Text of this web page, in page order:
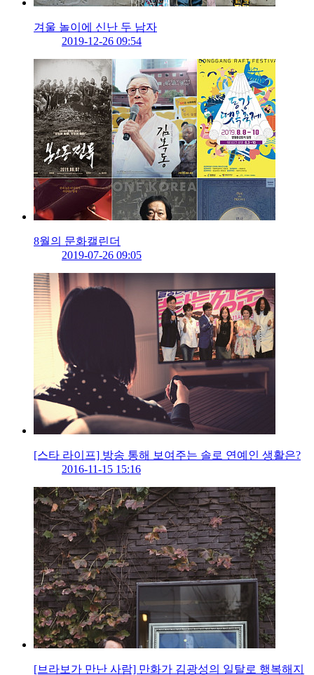
겨울 놀이에 신난 두 남자
2019-12-26 09:54
8월의 문화캘린더
2019-07-26 09:05
[스타 라이프] 방송 통해 보여주는 솔로 연예인 생활은?
2016-11-15 15:16
[브라보가 만난 사람] 만화가 김광성의 일탈로 행복해지